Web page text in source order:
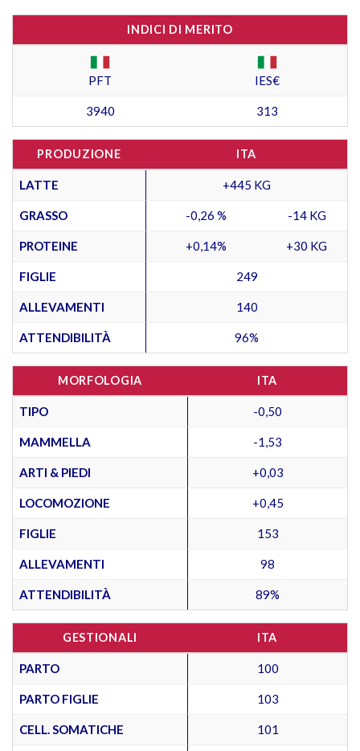
INDICI DI MERITO
PFT IES€
3940 313
PRODUZIONE ITA
LATTE +445 KG
GRASSO -0,26 % -14 KG
PROTEINE +0,14% +30 KG
FIGLIE 249
ALLEVAMENTI 140
ATTENDIBILITÀ 96%
MORFOLOGIA ITA
TIPO -0,50
MAMMELLA -1,53
ARTI & PIEDI +0,03
LOCOMOZIONE +0,45
FIGLIE 153
ALLEVAMENTI 98
ATTENDIBILITÀ 89%
GESTIONALI ITA
PARTO 100
PARTO FIGLIE 103
CELL. SOMATICHE 101